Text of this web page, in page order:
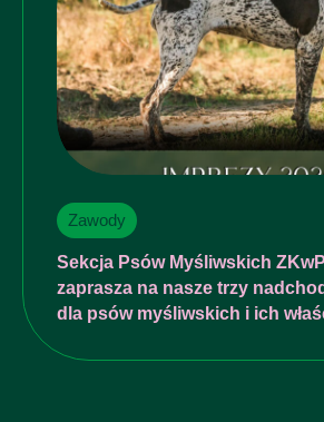
Zawody
Sekcja Psów Myśliwskich
zaprasza na nasze trzy
dla psów myśliwskich i ich